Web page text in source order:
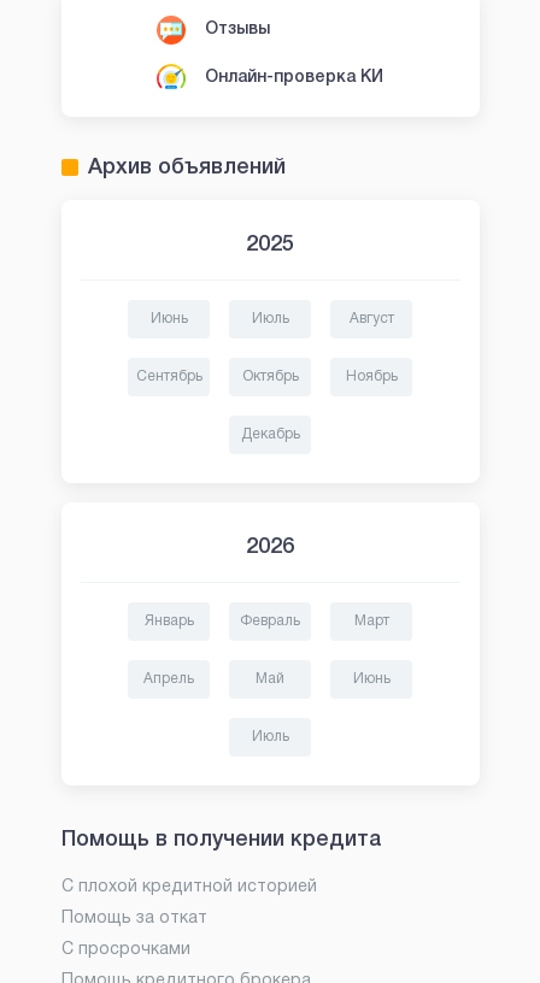
Отзывы
Онлайн-проверка КИ
Архив объявлений
2025
Июнь Июль Август
Сентябрь Октябрь Ноябрь
Декабрь
2026
Январь Февраль Март
Апрель Май Июнь
Июль
Помощь в получении кредита
С плохой кредитной историей
Помощь за откат
С просрочками